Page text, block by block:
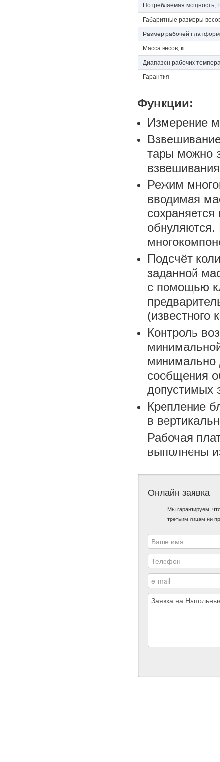
Потребляемая мощность,
Габаритные размеры
Размер рабочей
Масса весов, кг
Диапазон рабочих
Гарантия
Функции:
Измерение
тары можно
Режим
вводимая
обнуляются.
Подсчёт
заданной
с помощью
(известного
Контроль
минимально
сообщения
допустимых
Крепление
в
Рабочая
выполнены
Онлайн заявка
Мы гарантируем,
третьим лицам ни